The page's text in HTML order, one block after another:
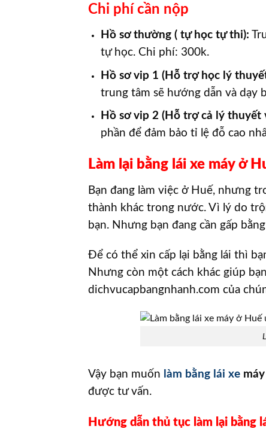
Chi phí cần nộp
Hồ sơ thường ( tự học tự thi):
tự học. Chi phí: 300k.
Hồ sơ vip 1 (Hỗ trợ học lý
trung tâm sẽ hướng dẫn và dạy
Hồ sơ vip 2 (Hỗ trợ cả lý thuyết
phần để đảm bảo tỉ lệ đỗ cao
Làm lại bằng lái xe máy ở
Bạn đang làm việc ở Huế, nhưng
thành khác trong nước. Vì lý do
bạn. Nhưng bạn đang cần gấp
Để có thể xin cấp lại bằng lái thì
Nhưng còn một cách khác giúp
dichvucapbangnhanh.com của
Vậy bạn muốn làm bằng lái xe
được tư vấn.
Hướng dẫn thủ tục làm lại bằng